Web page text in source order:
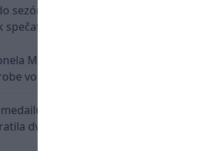
sezóny: Rýchlik Boženík ako
postup Stoke
Messiho. Jorge podľahol
vo veku 68 rokov
nestačil: Slovenská
dvojgólový náskok a bronz